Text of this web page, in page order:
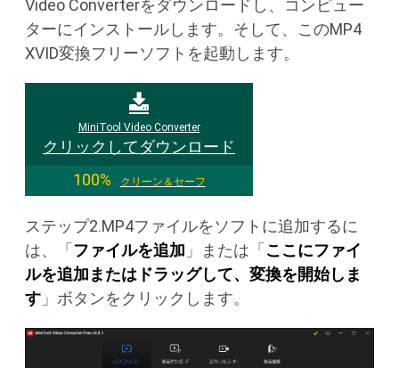
Video Converterをダウンロードし、コンピュー
ターにインストールします。そして、このMP4
XVID変換フリーソフトを起動します。
MiniTool Video Converter
クリックしてダウンロード
100%
クリーン＆セーフ
ステップ2.MP4ファイルをソフトに追加するに
は、「 ファイルを追加 」または「 ここにファイ
ルを追加またはドラッグして、変換を開始しま
す 」ボタンをクリックします。